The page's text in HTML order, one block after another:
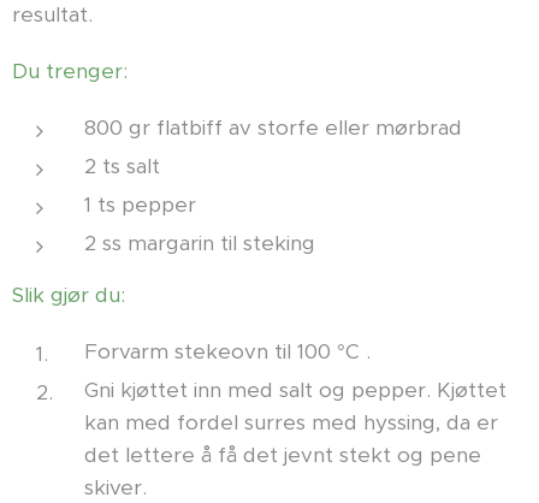
resultat.
Du trenger:
800 gr flatbiff av storfe eller mørbrad
2 ts salt
1 ts pepper
2 ss margarin til steking
Slik gjør du:
Forvarm stekeovn til 100 °C .
Gni kjøttet inn med salt og pepper. Kjøttet
kan med fordel surres med hyssing, da er
det lettere å få det jevnt stekt og pene
skiver.